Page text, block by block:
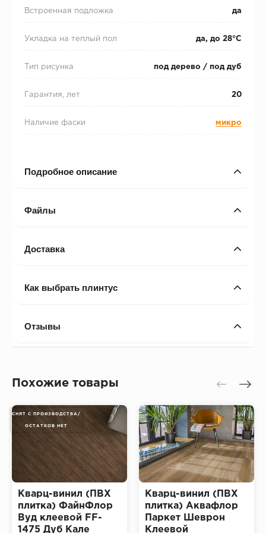
Встроенная подложка да
Укладка на теплый пол да, до 28°С
Тип рисунка под дерево / под дуб
Гарантия, лет 20
Наличие фаски микро
Подробное описание
Файлы
Доставка
Как выбрать плинтус
Отзывы
Похожие товары
СНЯТ С ПРОИЗВОДСТВА/
ОСТАТКОВ НЕТ
Кварц-винил (ПВХ
плитка) ФайнФлор
Вуд клеевой FF-
1475 Дуб Кале
Кварц-винил (ПВХ
плитка) Аквафлор
Паркет Шеврон
Клеевой